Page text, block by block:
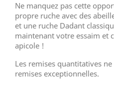
Ne manquez pas cette
propre ruche avec des
et une ruche Dadant
maintenant votre essaim et
apicole !
Les remises quantitatives
remises exceptionnelles.